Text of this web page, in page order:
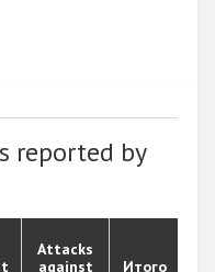
reported by
Attacks
against
Итого